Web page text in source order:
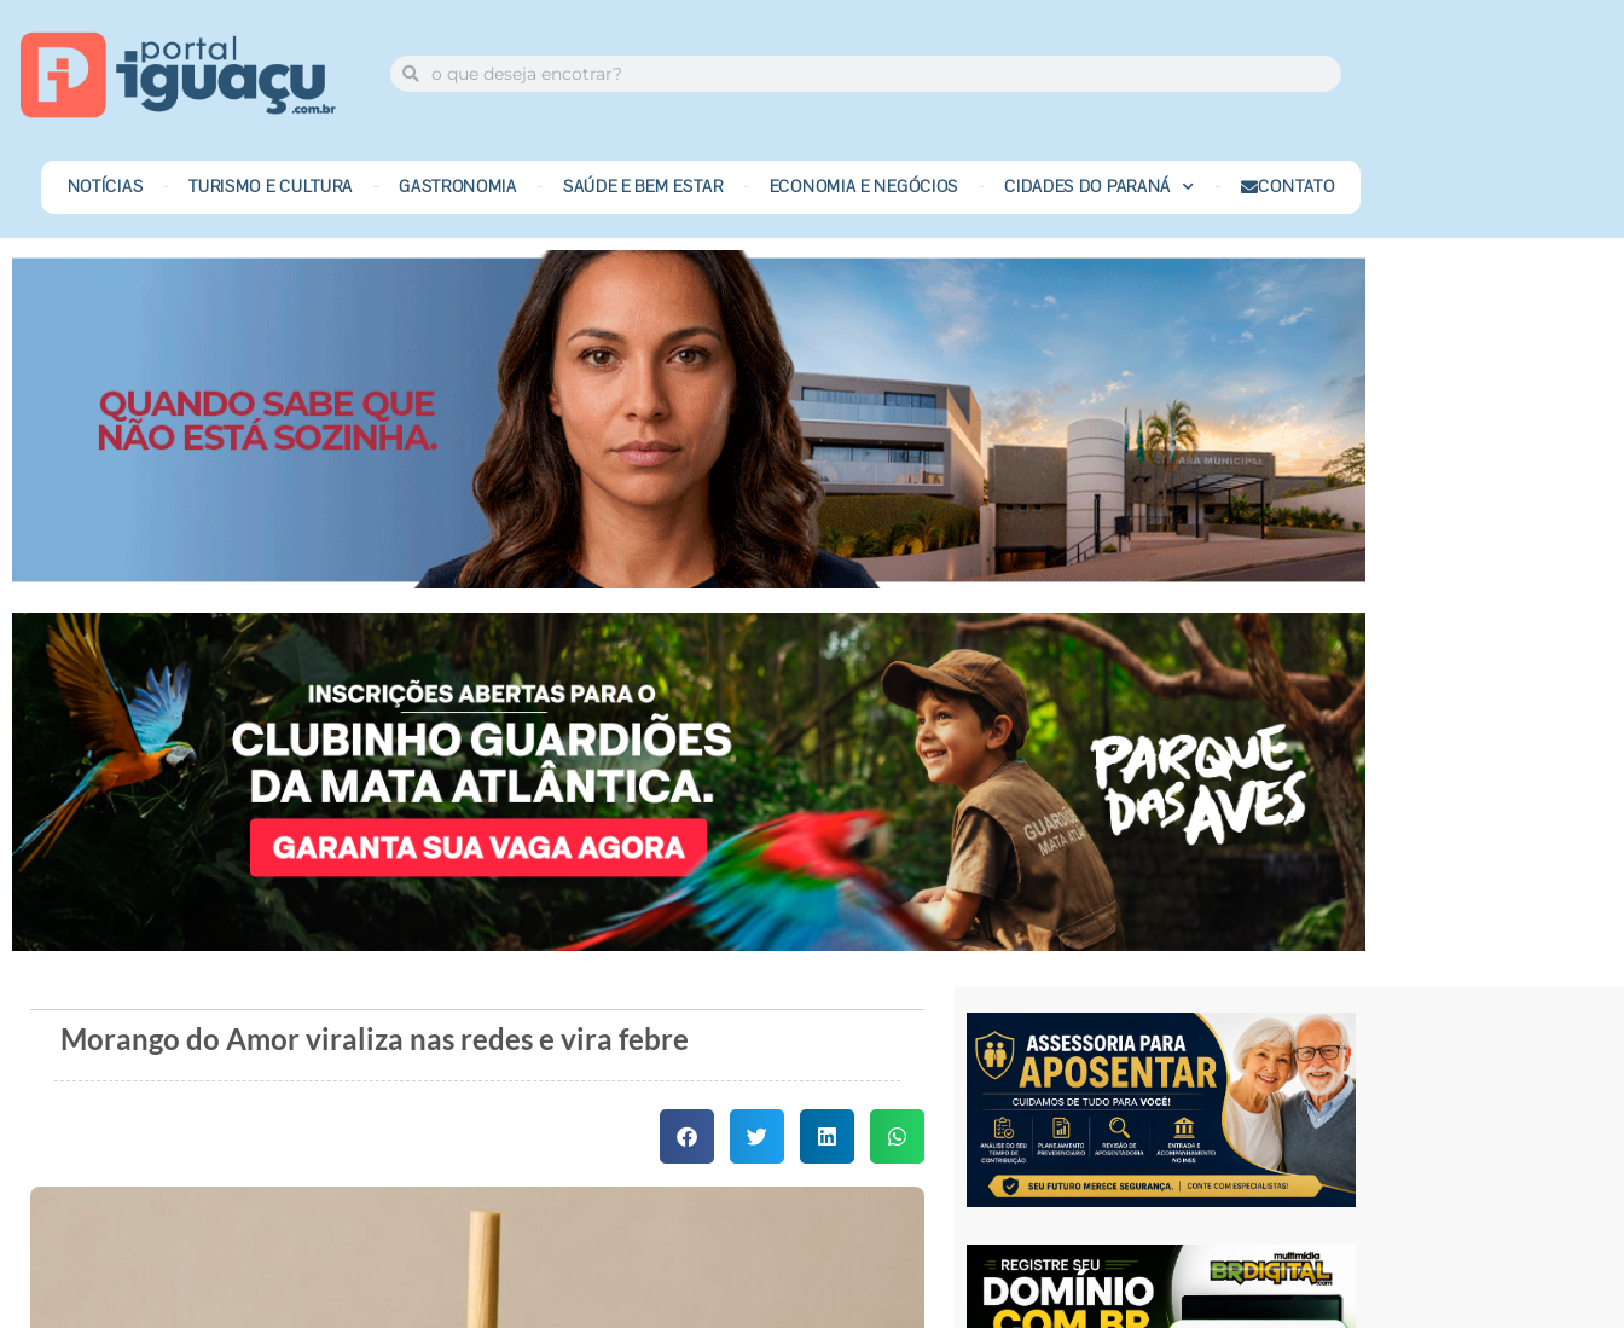
NOTÍCIAS TURISMO E CULTURA GASTRONOMIA SAÚDE E BEM ESTAR ECONOMIA E NEGÓCIOS CIDADES DO PARANÁ CONTATO
Morango do Amor viraliza nas redes e vira febre